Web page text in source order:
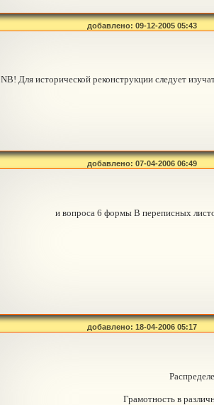
добавлено: 09-12-2005 05:43
NB! Для исторической реконструкции следует
добавлено: 07-04-2006 06:49
и вопроса 6 формы В переписных
добавлено: 18-04-2006 05:17
Грамотность в